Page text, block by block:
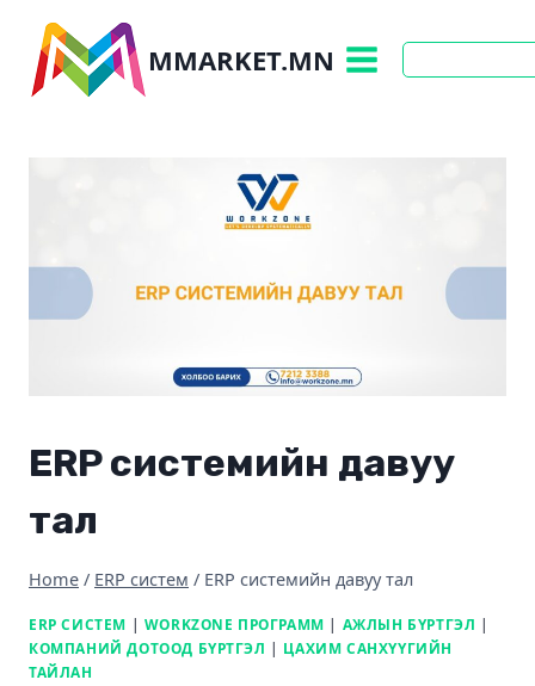
content
MMARKET.MN
ERP системийн давуу
тал
Home / ERP систем / ERP системийн давуу тал
ERP СИСТЕМ | WORKZONE ПРОГРАММ | АЖЛЫН БҮРТГЭЛ |
КОМПАНИЙ ДОТООД БҮРТГЭЛ | ЦАХИМ САНХҮҮГИЙН
ТАЙЛАН